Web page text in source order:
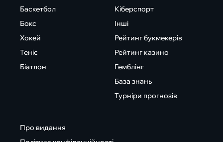
Баскетбол
Бокс
Хокей
Теніс
Біатлон
Кіберспорт
Інші
Рейтинг букмекерів
Рейтинг казино
Гемблінг
База знань
Турніри прогнозів
Про видання